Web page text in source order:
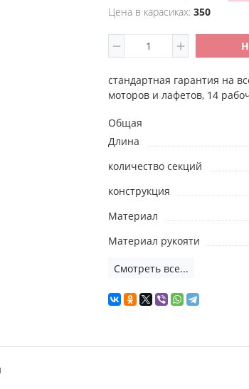
Цена в карасиках: 350
стандартная гарантия на
моторов и лафетов, 14
Общая
Длина
количество секций
конструкция
Материал
Материал рукояти
Смотреть все...